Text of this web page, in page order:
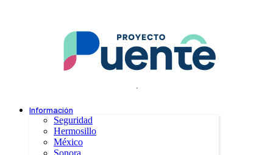
.
Información
Seguridad
Hermosillo
México
Sonora